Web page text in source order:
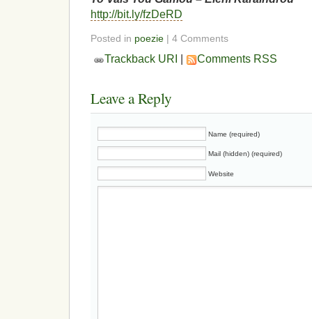
http://bit.ly/fzDeRD
Posted in poezie | 4 Comments
Trackback URI Comments RSS
Leave a Reply
Name (required)
Mail (hidden) (required)
Website